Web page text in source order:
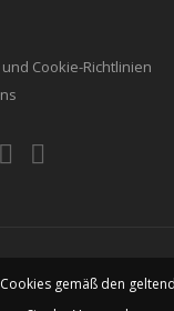
gemäß den
Cookie-Richtlinien
vorbehalten